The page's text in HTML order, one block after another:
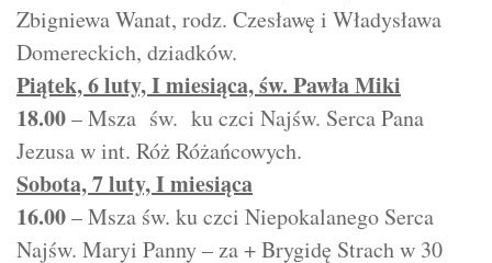
Zbigniewa Wanat, rodz. Czesławę i Władysława
Domereckich, dziadków.
Piątek, 6 luty, I miesiąca, św. Pawła Miki
18.00– Msza św. ku czci Najśw. Serca Pana
Jezusa w int. Róż Różańcowych.
Sobota, 7 luty, I miesiąca
16.00– Msza św. ku czci Niepokalanego Serca
Najśw. Maryi Panny – za + Brygidę Strach w 30